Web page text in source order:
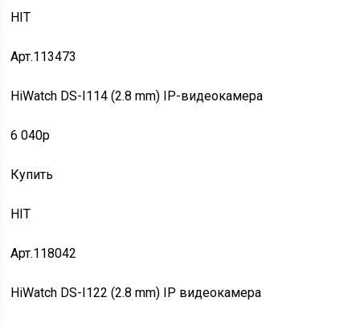
HIT
Арт.113473
HiWatch DS-I114 (2.8 mm) IP-видеокамера
6 040p
Купить
HIT
Арт.118042
HiWatch DS-I122 (2.8 mm) IP видеокамера